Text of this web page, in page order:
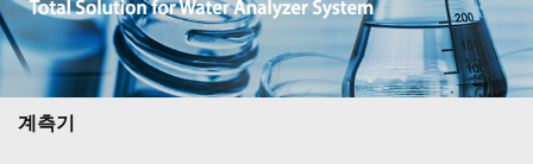
계측기